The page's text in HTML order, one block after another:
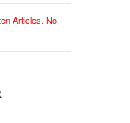
Articles No